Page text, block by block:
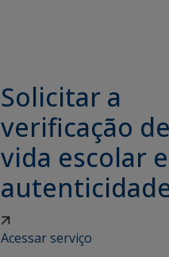
Solicitar a
verificação de
vida escolar e
Acessar serviço